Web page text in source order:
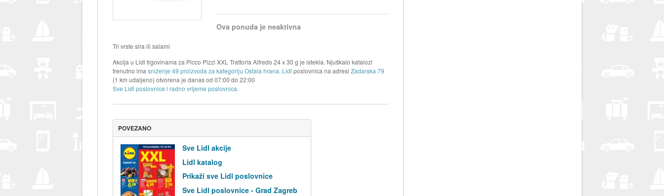
Ova ponuda je neaktivna
Tri vrste sira ili salami
Akcija u Lidl trgovinama za Picco Pizzi XXL Trattoria Alfredo 24 x 30 g je istekla. Njuškalo katalozi
trenutno ima sniženje 49 proizvoda za kategoriju Ostala hrana. Lidl poslovnica na adresi Zadarska 79
(1 km udaljeno) otvorena je danas od 07:00 do 22:00
Sve Lidl poslovnice i radno vrijeme poslovnica.
POVEZANO
Sve Lidl akcije
Lidl katalog
Prikaži sve Lidl poslovnice
Sve Lidl poslovnice - Grad Zagreb